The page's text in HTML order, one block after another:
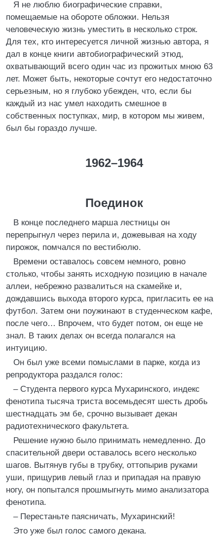
Я не люблю биографические справки,
помещаемые на обороте обложки. Нельзя
человеческую жизнь уместить в несколько строк.
Для тех, кто интересуется личной жизнью автора, я
дал в конце книги автобиографический этюд,
охватывающий всего один час из прожитых мною 63
лет. Может быть, некоторые сочтут его недостаточно
серьезным, но я глубоко убежден, что, если бы
каждый из нас умел находить смешное в
собственных поступках, мир, в котором мы живем,
был бы гораздо лучше.
1962–1964
Поединок
В конце последнего марша лестницы он
перепрыгнул через перила и, дожевывая на ходу
пирожок, помчался по вестибюлю.
Времени оставалось совсем немного, ровно
столько, чтобы занять исходную позицию в начале
аллеи, небрежно развалиться на скамейке и,
дождавшись выхода второго курса, пригласить ее на
футбол. Затем они поужинают в студенческом кафе,
после чего… Впрочем, что будет потом, он еще не
знал. В таких делах он всегда полагался на
интуицию.
Он был уже всеми помыслами в парке, когда из
репродуктора раздался голос:
– Студента первого курса Мухаринского, индекс
фенотипа тысяча триста восемьдесят шесть дробь
шестнадцать эм бе, срочно вызывает декан
радиотехнического факультета.
Решение нужно было принимать немедленно. До
спасительной двери оставалось всего несколько
шагов. Вытянув губы в трубку, оттопырив руками
уши, прищурив левый глаз и припадая на правую
ногу, он попытался прошмыгнуть мимо анализатора
фенотипа.
– Перестаньте паясничать, Мухаринский!
Это уже был голос самого декана.